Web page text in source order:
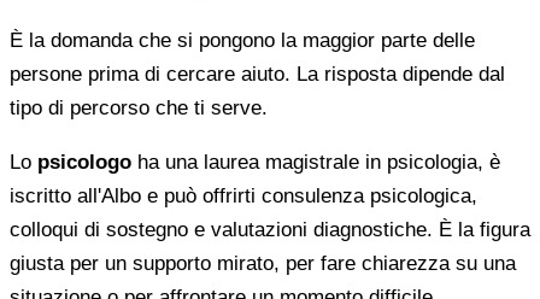
È la domanda che si pongono la maggior parte delle
persone prima di cercare aiuto. La risposta dipende dal
tipo di percorso che ti serve.
Lo psicologo ha una laurea magistrale in psicologia, è
iscritto all'Albo e può offrirti consulenza psicologica,
colloqui di sostegno e valutazioni diagnostiche. È la figura
giusta per un supporto mirato, per fare chiarezza su una